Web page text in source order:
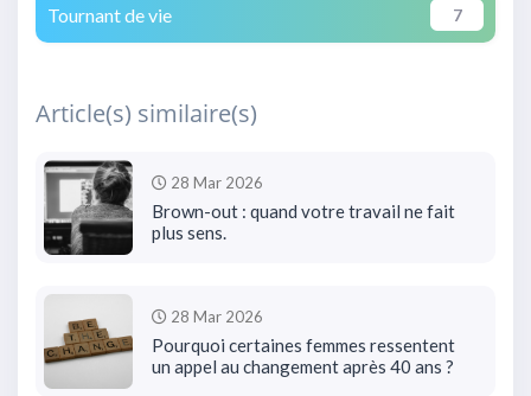
Tournant de vie 7
Article(s) similaire(s)
28 Mar 2026
Brown-out : quand votre travail ne fait
plus sens.
28 Mar 2026
Pourquoi certaines femmes ressentent
un appel au changement après 40 ans ?